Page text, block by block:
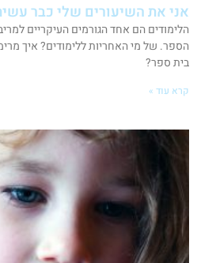
אני את השיעורים שלי כבר
הלימודים הם אחד הגורמים העיקריים
הספר. של מי האחריות ללימודים? איך
בית ספר?
קרא עוד »